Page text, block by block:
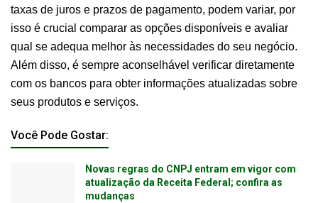
taxas de juros e prazos de pagamento, podem variar, por
isso é crucial comparar as opções disponíveis e avaliar
qual se adequa melhor às necessidades do seu negócio.
Além disso, é sempre aconselhável verificar diretamente
com os bancos para obter informações atualizadas sobre
seus produtos e serviços.
Você Pode Gostar:
Novas regras do CNPJ entram em vigor com
atualização da Receita Federal; confira as
mudanças